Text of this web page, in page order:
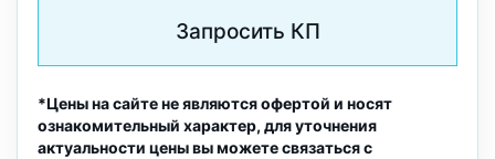
Запросить КП
*Цены на сайте не являются офертой и носят
ознакомительный характер, для уточнения
актуальности цены вы можете связаться с